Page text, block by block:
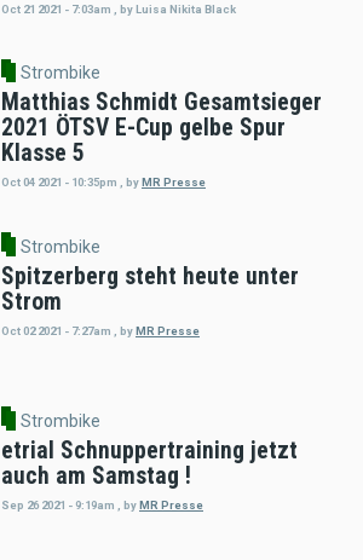
Oct 21 2021 - 7:03am byLuisa Nikita Black
Strombike
Matthias Schmidt Gesamtsieger
2021 ÖTSV E-Cup gelbe Spur
Klasse 5
Oct 04 2021 - 10:35pm , byMR Presse
Strombike
Spitzerberg steht heute unter
Strom
Oct 02 2021 - 7:27am byMR Presse
Strombike
etrial Schnuppertraining jetzt
auch am Samstag !
Sep 26 2021 - 9:19am byMR Presse